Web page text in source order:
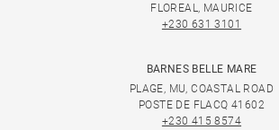
FLOREAL, MAURICE
+230 631 3101
BARNES BELLE MARE
PLAGE, MU, COASTAL ROAD
POSTE DE FLACQ 41602
+230 415 8574